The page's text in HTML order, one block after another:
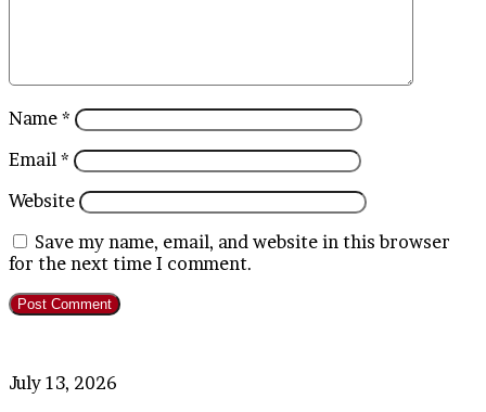
Name *
Email *
Website
Save my name, email, and website in this browser
for the next time I comment.
PT
July 13, 2026